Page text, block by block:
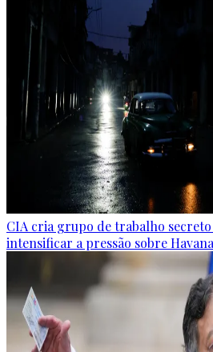
CIA cria grupo de trabalho
intensificar a pressão sobre Havana